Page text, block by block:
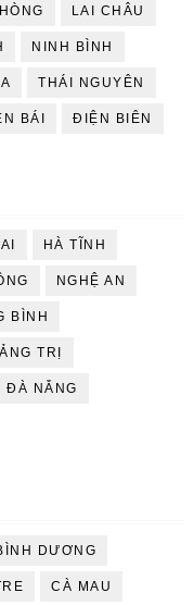
LAI CHÂU
NINH BÌNH
THÁI NGUYÊN
BÁI ĐIỆN BIÊN
HÀ TĨNH
NGHỆ AN
BÌNH
TRỊ
ĐÀ NẴNG
DƯƠNG
CÀ MAU